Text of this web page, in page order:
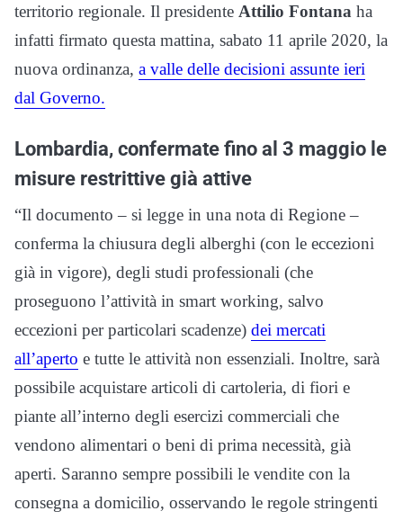
territorio regionale. Il presidente Attilio Fontana ha
infatti firmato questa mattina, sabato 11 aprile 2020, la
nuova ordinanza, a valle delle decisioni assunte ieri
dal Governo.
Lombardia, confermate fino al 3 maggio le
misure restrittive già attive
“Il documento – si legge in una nota di Regione –
conferma la chiusura degli alberghi (con le eccezioni
già in vigore), degli studi professionali (che
proseguono l’attività in smart working, salvo
eccezioni per particolari scadenze) dei mercati
all’aperto e tutte le attività non essenziali. Inoltre, sarà
possibile acquistare articoli di cartoleria, di fiori e
piante all’interno degli esercizi commerciali che
vendono alimentari o beni di prima necessità, già
aperti. Saranno sempre possibili le vendite con la
consegna a domicilio, osservando le regole stringenti